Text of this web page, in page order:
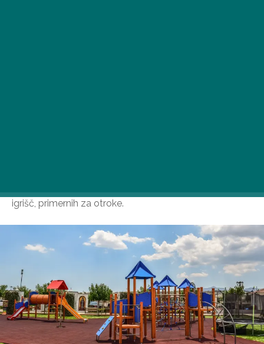
igrišč, primernih za otroke.